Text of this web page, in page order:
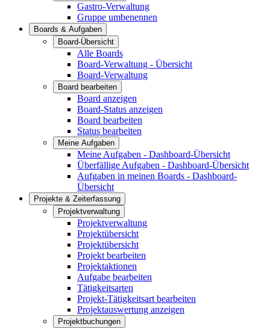
Gastro-Verwaltung
Gruppe umbenennen
Boards & Aufgaben
Board-Übersicht
Alle Boards
Board-Verwaltung - Übersicht
Board-Verwaltung
Board bearbeiten
Board anzeigen
Board-Status anzeigen
Board bearbeiten
Status bearbeiten
Meine Aufgaben
Meine Aufgaben - Dashboard-Übersicht
Überfällige Aufgaben - Dashboard-Übersicht
Aufgaben in meinen Boards - Dashboard-
Übersicht
Projekte & Zeiterfassung
Projektverwaltung
Projektverwaltung
Projektübersicht
Projektübersicht
Projekt bearbeiten
Projektaktionen
Aufgabe bearbeiten
Tätigkeitsarten
Projekt-Tätigkeitsart bearbeiten
Projektauswertung anzeigen
Projektbuchungen